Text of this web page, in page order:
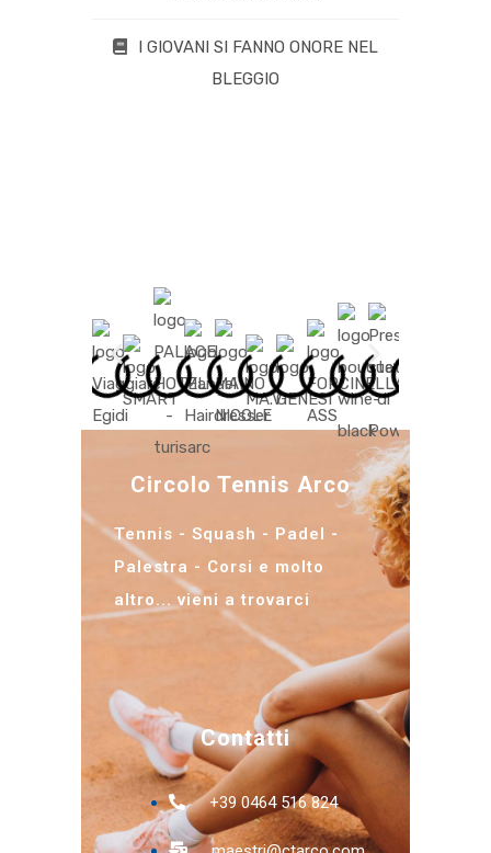
I GIOVANI SI FANNO ONORE NEL
BLEGGIO
Circolo Tennis Arco
Tennis - Squash - Padel -
Palestra - Corsi e molto
altro... vieni a trovarci
Contatti
+39 0464 516 824